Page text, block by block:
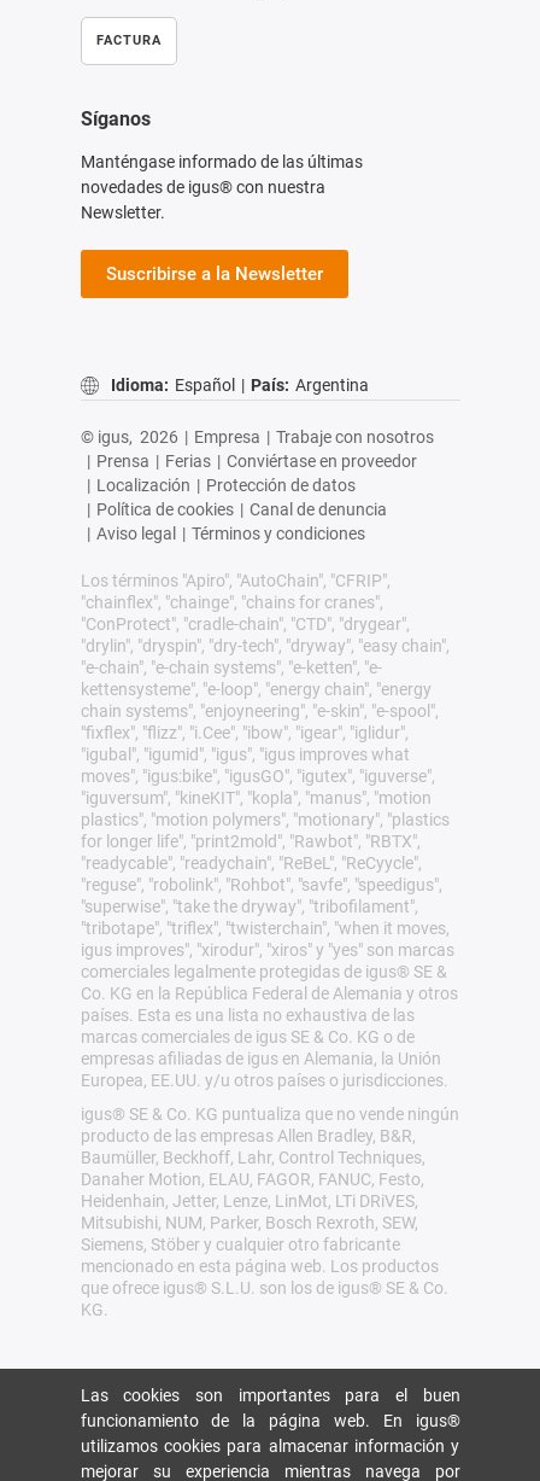
FACTURA
Síganos
Manténgase informado de las últimas
novedades de igus® con nuestra
Newsletter.
Suscribirse a la Newsletter
Idioma: Español | País: Argentina
© igus, 2026 | Empresa | Trabaje con nosotros
| Prensa | Ferias | Conviértase en proveedor
| Localización | Protección de datos
| Política de cookies | Canal de denuncia
| Aviso legal | Términos y condiciones
Los términos "Apiro", "AutoChain", "CFRIP",
"chainflex", "chainge", "chains for cranes",
"ConProtect", "cradle-chain", "CTD", "drygear",
"drylin", "dryspin", "dry-tech", "dryway", "easy chain",
"e-chain", "e-chain systems", "e-ketten", "e-
kettensysteme", "e-loop", "energy chain", "energy
chain systems", "enjoyneering", "e-skin", "e-spool",
"fixflex", "flizz", "i.Cee", "ibow", "igear", "iglidur",
"igubal", "igumid", "igus", "igus improves what
moves", "igus:bike", "igusGO", "igutex", "iguverse",
"iguversum", "kineKIT", "kopla", "manus", "motion
plastics", "motion polymers", "motionary", "plastics
for longer life", "print2mold", "Rawbot", "RBTX",
"readycable", "readychain", "ReBeL", "ReCyycle",
"reguse", "robolink", "Rohbot", "savfe", "speedigus",
"superwise", "take the dryway", "tribofilament",
"tribotape", "triflex", "twisterchain", "when it moves,
igus improves", "xirodur", "xiros" y "yes" son marcas
comerciales legalmente protegidas de igus® SE &
Co. KG en la República Federal de Alemania y otros
países. Esta es una lista no exhaustiva de las
marcas comerciales de igus SE & Co. KG o de
empresas afiliadas de igus en Alemania, la Unión
Europea, EE.UU. y/u otros países o jurisdicciones.
igus® SE & Co. KG puntualiza que no vende ningún
producto de las empresas Allen Bradley, B&R,
Baumüller, Beckhoff, Lahr, Control Techniques,
Danaher Motion, ELAU, FAGOR, FANUC, Festo,
Heidenhain, Jetter, Lenze, LinMot, LTi DRiVES,
Mitsubishi, NUM, Parker, Bosch Rexroth, SEW,
Siemens, Stöber y cualquier otro fabricante
mencionado en esta página web. Los productos
que ofrece igus® S.L.U. son los de igus® SE & Co.
KG.
Las cookies son importantes para el buen
funcionamiento de la página web. En igus®
utilizamos cookies para almacenar información y
mejorar su experiencia mientras navega por